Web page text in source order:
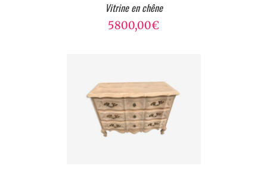
Vitrine en chêne
5800,00€